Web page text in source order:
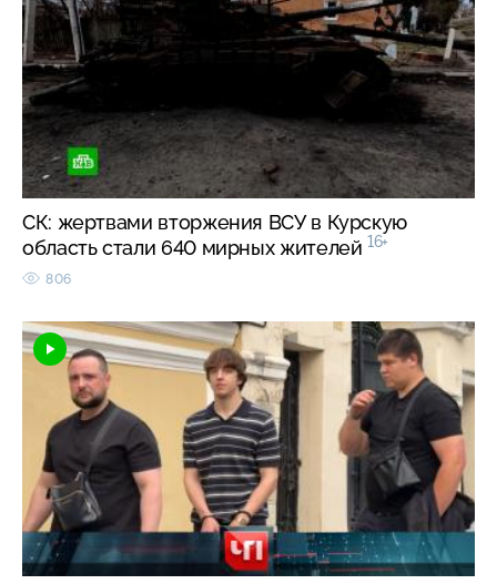
СК: жертвами вторжения ВСУ в Курскую
область стали 640 мирных жителей 16+
806